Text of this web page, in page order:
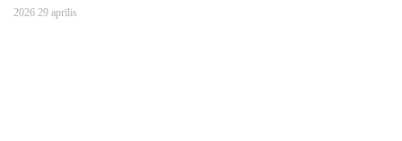
2026 29 aprīlis